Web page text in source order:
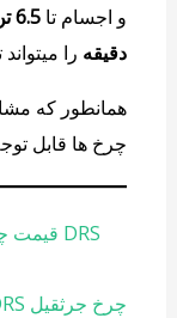
و اجسام تا
دقیقه را
همانطور که
چرخ ها قابل
چرخ جرثقیل DRS دماگ